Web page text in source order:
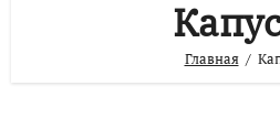
Главная